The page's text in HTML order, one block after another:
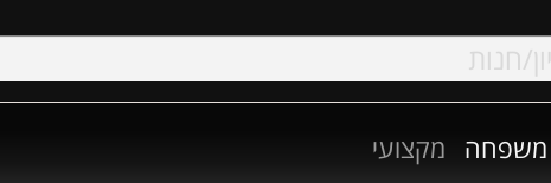
משפחה מקצועי